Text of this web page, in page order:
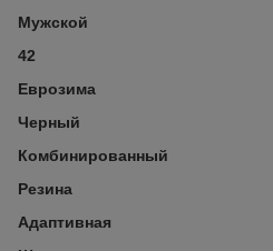
Мужской
42
Еврозима
Черный
Комбинированный
Резина
Адаптивная